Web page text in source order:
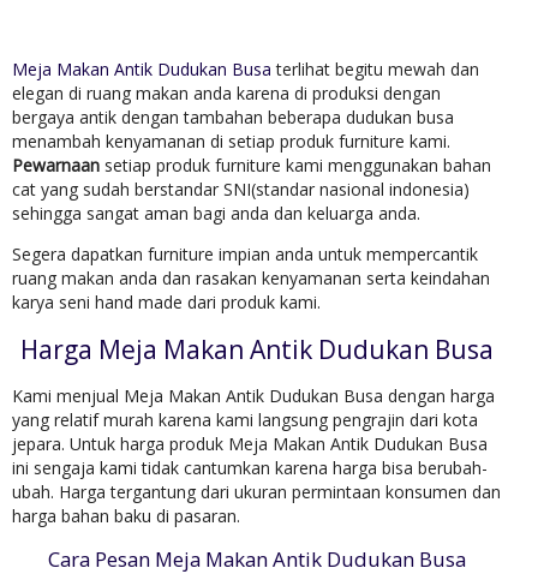
Meja Makan Antik Dudukan Busa terlihat begitu mewah dan
elegan di ruang makan anda karena di produksi dengan
bergaya antik dengan tambahan beberapa dudukan busa
menambah kenyamanan di setiap produk furniture kami.
Pewarnaan setiap produk furniture kami menggunakan bahan
cat yang sudah berstandar SNI(standar nasional indonesia)
sehingga sangat aman bagi anda dan keluarga anda.
Segera dapatkan furniture impian anda untuk mempercantik
ruang makan anda dan rasakan kenyamanan serta keindahan
karya seni hand made dari produk kami.
Harga Meja Makan Antik Dudukan Busa
Kami menjual Meja Makan Antik Dudukan Busa dengan harga
yang relatif murah karena kami langsung pengrajin dari kota
jepara. Untuk harga produk Meja Makan Antik Dudukan Busa
ini sengaja kami tidak cantumkan karena harga bisa berubah-
ubah. Harga tergantung dari ukuran permintaan konsumen dan
harga bahan baku di pasaran.
Cara Pesan Meja Makan Antik Dudukan Busa